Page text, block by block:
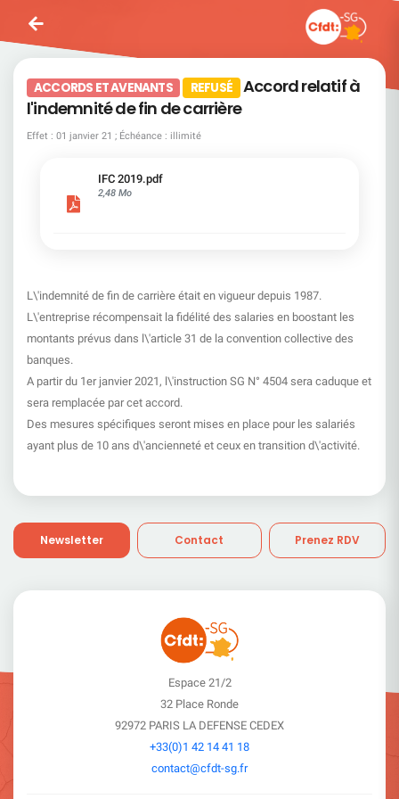
ACCORDS ET AVENANTS REFUSÉ Accord relatif à
l'indemnité de fin de carrière
Effet : 01 janvier 21 ; Échéance : illimité
IFC 2019.pdf
2,48 Mo
L\'indemnité de fin de carrière était en vigueur depuis 1987.
L\'entreprise récompensait la fidélité des salaries en boostant les
montants prévus dans l\'article 31 de la convention collective des
banques.
A partir du 1er janvier 2021, l\'instruction SG N° 4504 sera caduque et
sera remplacée par cet accord.
Des mesures spécifiques seront mises en place pour les salariés
ayant plus de 10 ans d\'ancienneté et ceux en transition d\'activité.
Newsletter Contact Prenez RDV
Espace 21/2
32 Place Ronde
92972 PARIS LA DEFENSE CEDEX
+33(0)1 42 14 41 18
contact@cfdt-sg.fr